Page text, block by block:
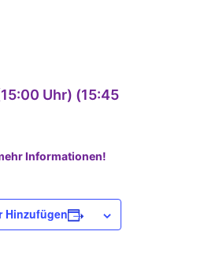
Uhr) (15:45
Informationen!
Hinzufügen